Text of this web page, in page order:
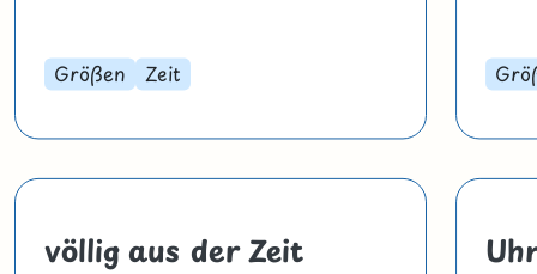
Größen Zeit
völlig aus der Zeit